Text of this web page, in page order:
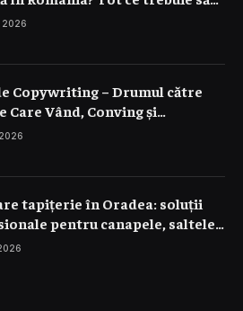
prețuri
2026
Copywriting – Drumul către
Care Vând, Conving și
Branduri Puternice
tapițerie în Oradea: soluții
pentru canapele, saltele
auto